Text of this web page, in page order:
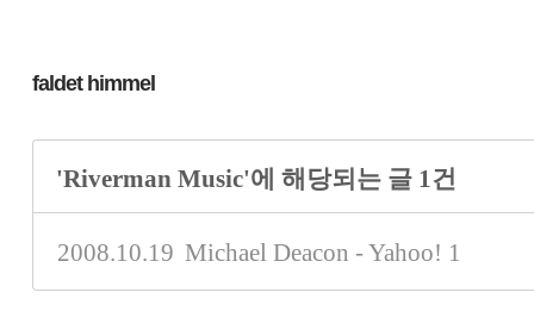
faldet himmel
'Riverman Music'에 해당되는 글 1건
2008.10.19 Michael Deacon - Yahoo! 1